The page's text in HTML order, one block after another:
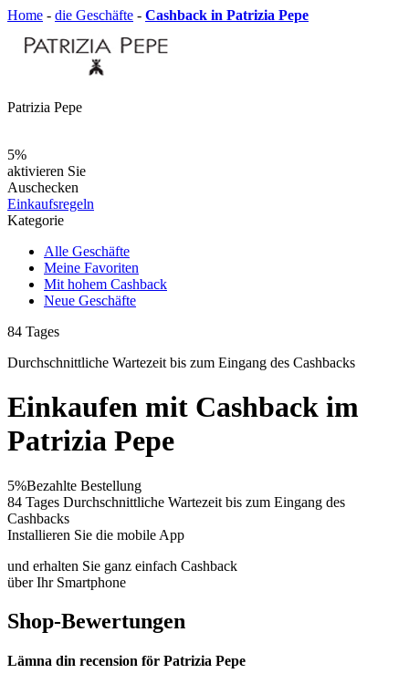
Home - die Geschäfte - Cashback in Patrizia Pepe
Patrizia Pepe
5%
aktivieren Sie
Auschecken
Einkaufsregeln
Kategorie
Alle Geschäfte
Meine Favoriten
Mit hohem Cashback
Neue Geschäfte
84 Tages
Durchschnittliche Wartezeit bis zum Eingang des Cashbacks
Einkaufen mit Cashback im
Patrizia Pepe
5%Bezahlte Bestellung
84 Tages Durchschnittliche Wartezeit bis zum Eingang des
Cashbacks
Installieren Sie die mobile App
und erhalten Sie ganz einfach Cashback
über Ihr Smartphone
Shop-Bewertungen
Lämna din recension för Patrizia Pepe